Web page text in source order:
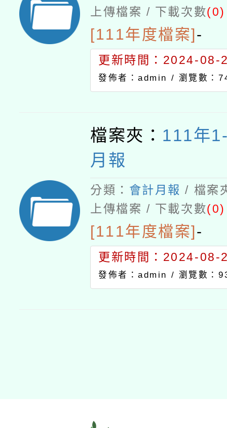
上傳檔案 / 下載次數(0)
[111年度檔案]-
更新時間：2024-08-
發佈者：admin / 瀏覽數：
檔案夾： 111年
月報
分類： 會計月報 / 檔案
上傳檔案 / 下載次數(0)
[111年度檔案]-
更新時間：2024-08-
發佈者：admin / 瀏覽數：